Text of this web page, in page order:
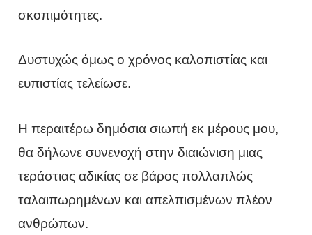
σκοπιμότητες.
Δυστυχώς όμως ο χρόνος καλοπιστίας και
ευπιστίας τελείωσε.
Η περαιτέρω δημόσια σιωπή εκ μέρους μου,
θα δήλωνε συνενοχή στην διαιώνιση μιας
τεράστιας αδικίας σε βάρος πολλαπλώς
ταλαιπωρημένων και απελπισμένων πλέον
ανθρώπων.